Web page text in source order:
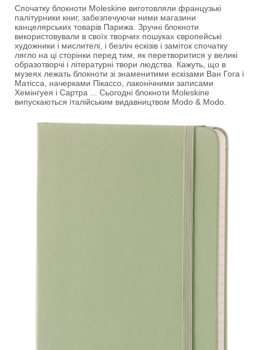
Спочатку блокноти Moleskine виготовляли французькі
палітурники книг, забезпечуючи ними магазини
канцелярських товарів Парижа. Зручні блокноти
використовували в своїх творчих пошуках європейські
художники і мислителі, і безліч ескізів і заміток спочатку
лягло на ці сторінки перед тим, як перетворитися у великі
образотворчі і літературні твори людства. Кажуть, що в
музеях лежать блокноти зі знаменитими ескізами Ван Гога і
Матісса, начерками Пікассо, лаконічними записами
Хемінгуея і Сартра ... Сьогодні блокноти Moleskine
випускаються італійським видавництвом Modo & Modo.